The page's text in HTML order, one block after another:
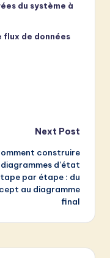
du système à
flux de données
Next Post
construire
d’état
par étape : du
au diagramme
final